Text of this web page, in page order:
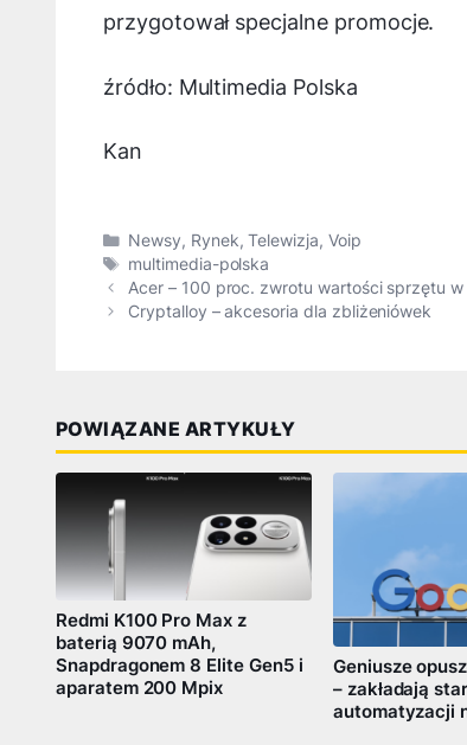
przygotował specjalne promocje.
źródło: Multimedia Polska
Kan
Kategorie
Newsy, Rynek,Telewizja, Voip
Tagi
multimedia-polska
Acer – 100 proc. zwrotu wartości sprzętu w
Cryptalloy – akcesoria dla zbliżeniówek
POWIĄZANE ARTYKUŁY
Redmi K100 Pro Max z
baterią 9070 mAh,
Snapdragonem 8 Elite Gen5 i
aparatem 200 Mpix
Geniusze
– zakładają
automatyzacji